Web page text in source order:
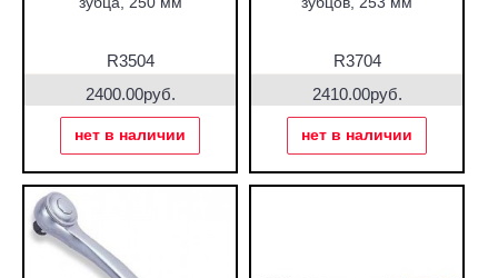
R3504
2400.00руб.
нет в наличии
R3704
2410.00руб.
нет в наличии